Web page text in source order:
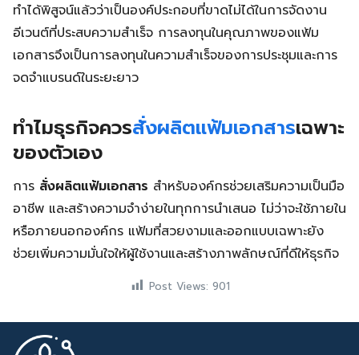
ทำได้พิสูจน์แล้วว่าเป็นองค์ประกอบที่ขาดไม่ได้ในการจัดงาน
อีเวนต์ที่ประสบความสำเร็จ การลงทุนในคุณภาพของแฟ้ม
เอกสารจึงเป็นการลงทุนในความสำเร็จของการประชุมและการ
จดจำแบรนด์ในระยะยาว
ทำไมธุรกิจควรสั่งผลิตแฟ้มเอกสารเฉพาะ
ของตัวเอง
การ สั่งผลิตแฟ้มเอกสาร สำหรับองค์กรช่วยเสริมความเป็นมือ
อาชีพ และสร้างความจำง่ายในทุกการนำเสนอ ไม่ว่าจะใช้ภายใน
หรือภายนอกองค์กร แฟ้มที่สวยงามและออกแบบเฉพาะยัง
ช่วยเพิ่มความมั่นใจให้ผู้ใช้งานและสร้างภาพลักษณ์ที่ดีให้ธุรกิจ
Post Views: 901